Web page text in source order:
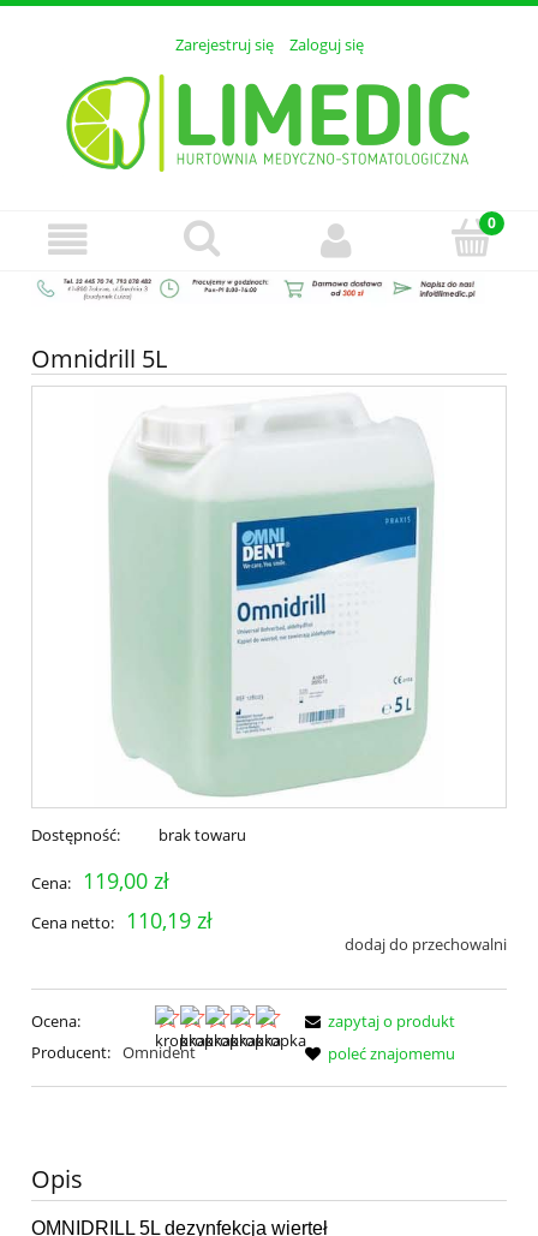
Zarejestruj się Zaloguj się
Omnidrill 5L
Dostępność: brak towaru
Cena: 119,00 zł
Cena netto: 110,19 zł
dodaj do przechowalni
Ocena:
Producent: Omnident
zapytaj o produkt
poleć znajomemu
Opis
OMNIDRILL 5L dezynfekcja wierteł